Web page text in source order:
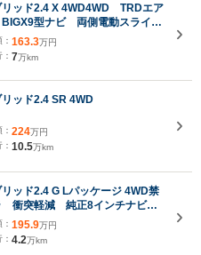
リッド2.4 X 4WD4WD TRDエア
型ナビ 両側電動スライド
ルーズコントロール コーナ
電源 HIDヘッドライト 純
ETC
163.3万円
7万km
ッド2.4 SR 4WD
224万円
10.5万km
ッド2.4 G Lパッケージ 4WD禁
衝突軽減 純正8インチナビ
ミアムサウンドシステム バッ
フ オットマン フットレスト
ロアマット
195.9万円
4.2万km